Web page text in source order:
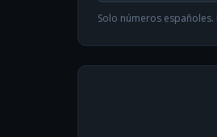
Solo números